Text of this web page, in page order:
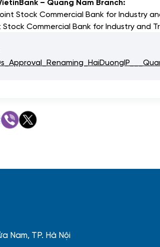
Stock Commercial Bank for Industry
Commercial Bank for Industry and
Nam, TP. Hà Nội